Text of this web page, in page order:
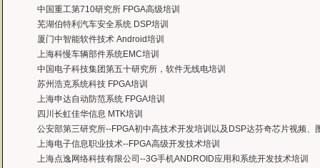
中国重工第710研究所 FPGA高级培训
芜湖伯特利汽车安全系统 DSP培训
厦门中智能软件技术 Android培训
上海科慢车辆部件系统EMC培训
中国电子科技集团第五十研究所，软件无线电培训
苏州浩克系统科技 FPGA培训
上海申达自动防范系统 FPGA培训
四川长虹佳华信息 MTK培训
公安部第三研究所--FPGA初中高技术开发培训以及DSP达芬奇芯片视频、
上海电子信息职业技术--FPGA高级开发技术培训
上海点逸网络科技有限公司--3G手机ANDROID应用和系统开发技术培训